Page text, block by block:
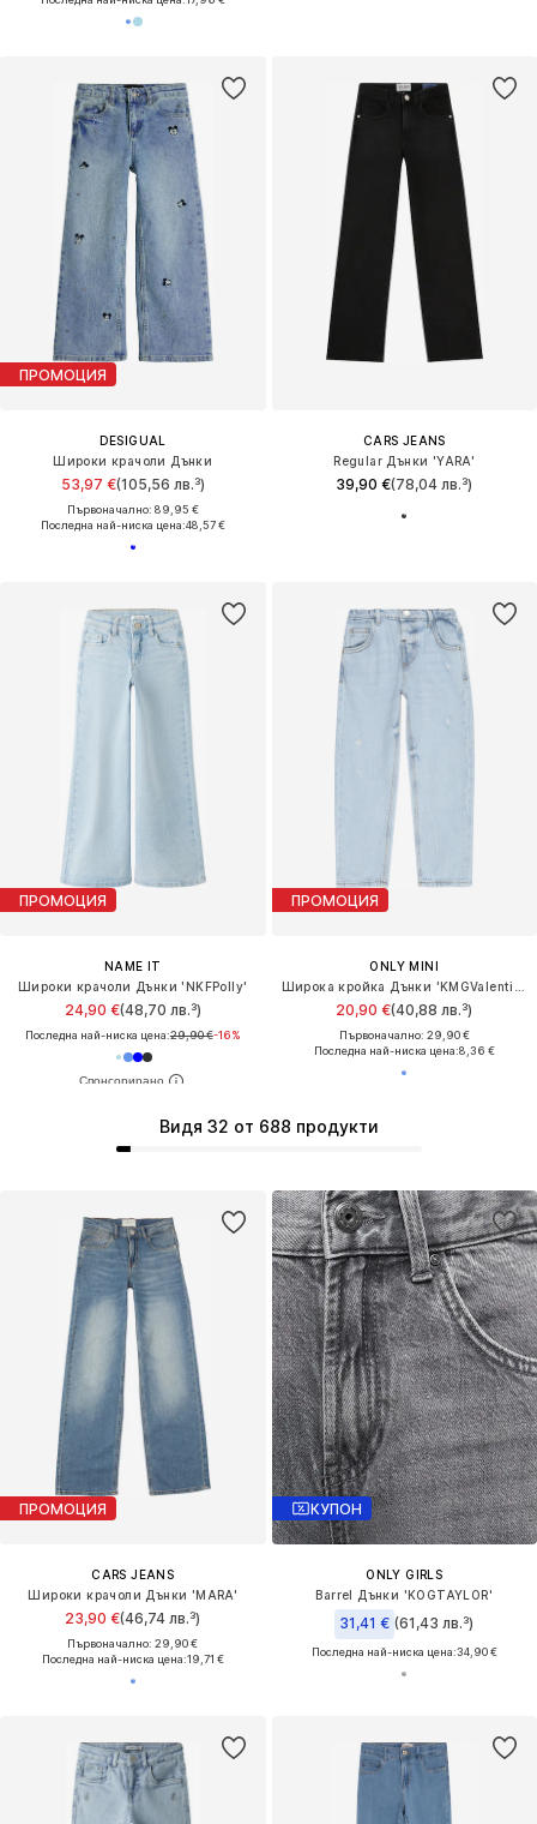
ПРОМОЦИЯ
DESIGUAL
Широки крачоли Дънки
53,97 €(105,56 лв.³)
Първоначално: 89,95 €
Последна най-ниска цена:48,57 €
CARS JEANS
Regular Дънки 'YARA'
39,90 €(78,04 лв.³)
ПРОМОЦИЯ
NAME IT
Широки крачоли Дънки 'NKFPolly'
24,90 €(48,70 лв.³)
Последна най-ниска цена:29,90 €-16%
ПРОМОЦИЯ
ONLY MINI
20,90 €(40,88 лв.³)
Първоначално: 29,90 €
Последна най-ниска цена:8,36 €
Видя 32 от 688 продукти
ПРОМОЦИЯ
CARS JEANS
Широки крачоли Дънки 'MARA'
23,90 €(46,74 лв.³)
Първоначално: 29,90 €
Последна най-ниска цена:19,71 €
КУПОН
ONLY GIRLS
Barrel Дънки 'KOGTAYLOR'
31,41 € (61,43 лв.³)
Последна най-ниска цена:34,90 €